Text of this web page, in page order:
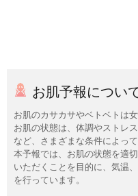
お肌予報につい
お肌のカサカサやベトベトは
お肌の状態は、体調やストレ
など、さまざまな条件によっ
本予報では、お肌の状態を適
いただくことを目的に、気温
を行っています。